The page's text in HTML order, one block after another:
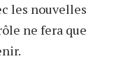
les nouvelles
ne fera que